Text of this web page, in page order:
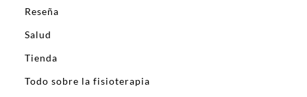
Reseña
Salud
Tienda
Todo sobre la fisioterapia